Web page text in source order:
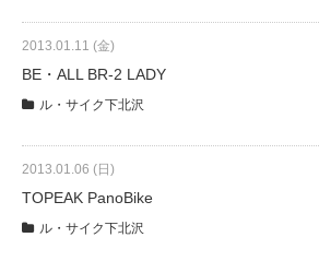
2013.01.11 (金)
BE・ALL BR-2 LADY
ル・サイク下北沢
2013.01.06 (日)
TOPEAK PanoBike
ル・サイク下北沢